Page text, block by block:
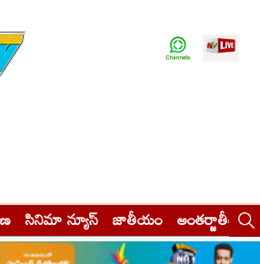
సినిమా న్యూస్ జాతీయం అంతర్జాతీయం